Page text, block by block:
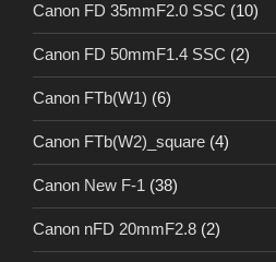
Canon FD 35mmF2.0 SSC (10)
Canon FD 50mmF1.4 SSC (2)
Canon FTb(W1) (6)
Canon FTb(W2)_square (4)
Canon New F-1 (38)
Canon nFD 20mmF2.8 (2)